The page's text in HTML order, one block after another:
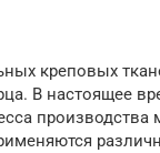
креповых
В настоящее
производства